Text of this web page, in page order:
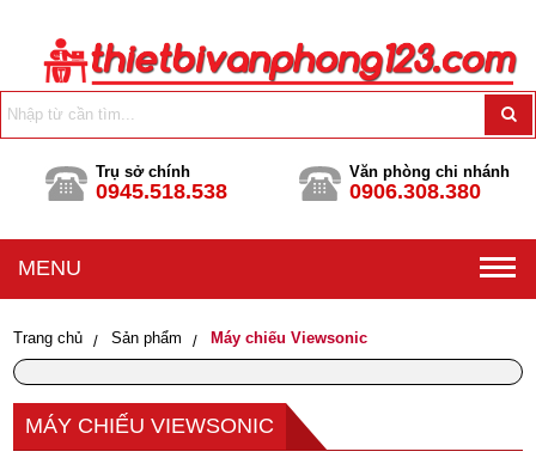
Trụ sở chính
0945.518.538
Văn phòng chi nhánh
0906.308.380
MENU
Trang chủ Sản phẩm Máy chiếu Viewsonic
MÁY CHIẾU VIEWSONIC